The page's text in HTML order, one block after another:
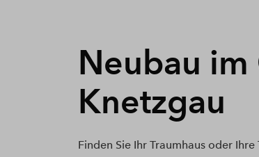
Neubau im
Knetzgau
Finden Sie Ihr Traumhaus oder